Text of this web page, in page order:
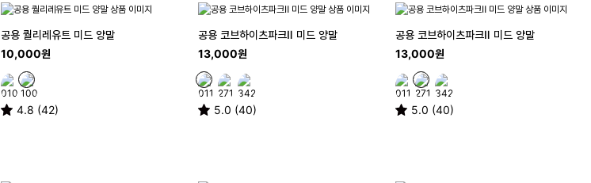
공용 퀄리레유트 미드 양말
10,000원
4.8 (42)
공용 코브하이츠파크Ⅱ 미드 양말
13,000원
5.0 (40)
공용 코브하이츠파크Ⅱ 미드 양말
13,000원
5.0 (40)